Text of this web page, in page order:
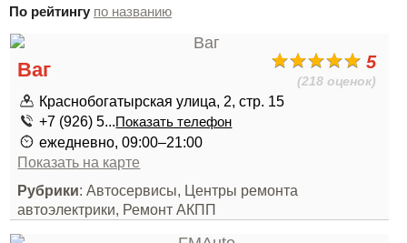
По рейтингу по названию
5
(218 оценок)
Ваг
Краснобогатырская улица, 2, стр. 15
+7 (926) 5...Показать телефон
ежедневно, 09:00–21:00
Показать на карте
Рубрики: Автосервисы, Центры ремонта
автоэлектрики, Ремонт АКПП